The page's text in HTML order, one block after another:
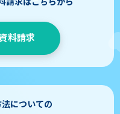
料請求
についての